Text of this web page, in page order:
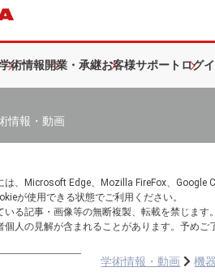
学術情報開業・承継お客様サポート ログ
情報・動画
、Microsoft Edge、Mozilla FireFox、Google
が使用できる状態でご利用ください。
る記事・画像等の無断複製、転載を禁じます。
人の見解が含まれることがあります。予めご
学術情報・動画 機